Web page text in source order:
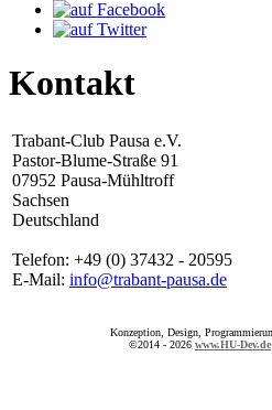
Kontakt
Trabant-Club Pausa e.V.
Pastor-Blume-Straße 91
07952 Pausa-Mühltroff
Sachsen
Deutschland
Telefon: +49 (0) 37432 - 20595
E-Mail: info@trabant-pausa.de
Konzeption, Design,
©2014 - 2026 www.HU-Dev.de